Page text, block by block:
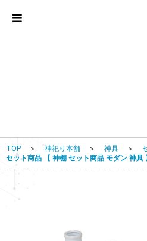
TOP ＞ 神祀り本舗 ＞ 神具 ＞
セット商品 【 神棚 セット商品 モダン 神具